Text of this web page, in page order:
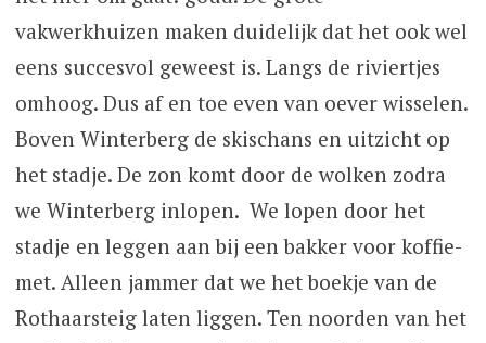
vakwerkhuizen maken duidelijk dat het ook wel
eens succesvol geweest is. Langs de riviertjes
omhoog. Dus af en toe even van oever wisselen.
Boven Winterberg de skischans en uitzicht op
het stadje. De zon komt door de wolken zodra
we Winterberg inlopen. We lopen door het
stadje en leggen aan bij een bakker voor koffie-
met. Alleen jammer dat we het boekje van de
Rothaarsteig laten liggen. Ten noorden van het